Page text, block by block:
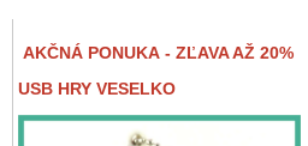
AKČNÁ PONUKA - ZĽAVA AŽ 20%
USB HRY VESELKO